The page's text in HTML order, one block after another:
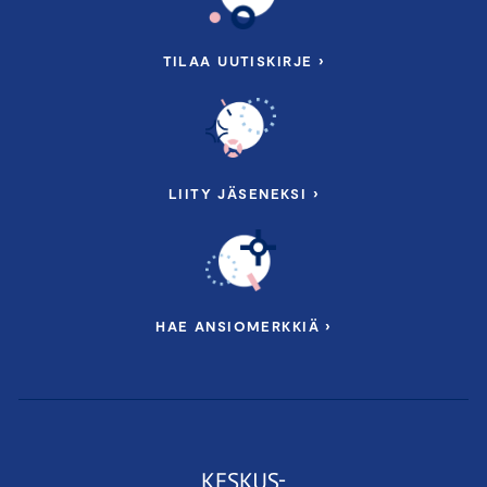
TILAA UUTISKIRJE ›
LIITY JÄSENEKSI ›
HAE ANSIOMERKKIÄ ›